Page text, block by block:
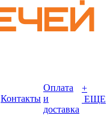
Контакты
Оплата
и
доставка
+
ЕЩЕ